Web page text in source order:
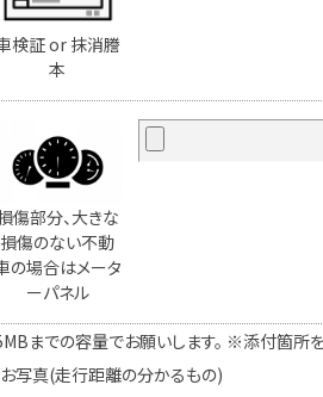
検証 or 抹消謄
本
傷部分、大きな
損傷のない不動
の場合はメータ
ーパネル
までの容量でお願いします。 ※添付箇所
写真(走行距離の分かるもの)